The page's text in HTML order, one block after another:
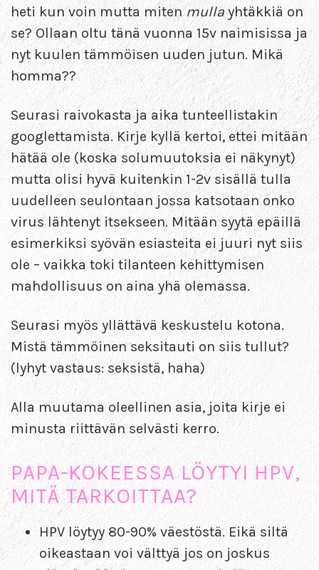
heti kun voin mutta mitenmullayhtäkkiä on
se? Ollaan oltu tänä vuonna 15v naimisissa ja
nyt kuulen tämmöisen uuden jutun. Mikä
homma??
Seurasi raivokasta ja aika tunteellistakin
googlettamista. Kirje kyllä kertoi, ettei mitään
hätää ole (koska solumuutoksia ei näkynyt)
mutta olisi hyvä kuitenkin 1-2v sisällä tulla
uudelleen seulontaan jossa katsotaan onko
virus lähtenyt itsekseen. Mitään syytä epäillä
esimerkiksi syövän esiasteita ei juuri nyt siis
ole – vaikka toki tilanteen kehittymisen
mahdollisuus on aina yhä olemassa.
Seurasi myös yllättävä keskustelu kotona.
Mistä tämmöinen seksitauti on siis tullut?
(lyhyt vastaus: seksistä, haha)
Alla muutama oleellinen asia, joita kirje ei
minusta riittävän selvästi kerro.
PAPA-KOKEESSA LÖYTYI HPV,
MITÄ TARKOITTAA?
HPV löytyy 80-90% väestöstä. Eikä siltä
oikeastaan voi välttyä jos on joskus